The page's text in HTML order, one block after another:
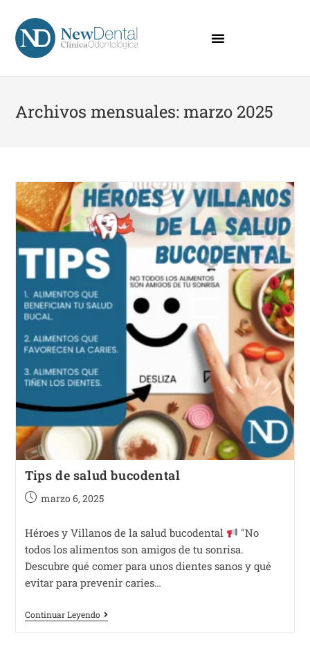
Archivos mensuales: marzo 2025
Tips de salud bucodental
marzo 6, 2025
Héroes y Villanos de la salud bucodental
"No
todos los alimentos son amigos de tu sonrisa.
Descubre qué comer para unos dientes sanos y qué
evitar para prevenir caries…
Continuar Leyendo